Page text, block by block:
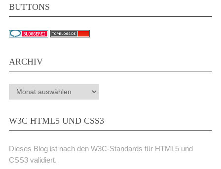
BUTTONS
ARCHIV
Archiv
W3C HTML5 UND CSS3
Dieses Blog ist nach den W3C-Standards für HTML5 und
CSS3 validiert.